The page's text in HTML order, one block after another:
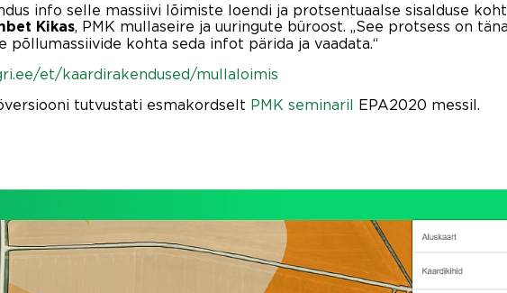
info selle massiivi lõimiste loendi ja protsentuaalse sisalduse
Kikas , PMK mullaseire ja uuringute büroost. „See protsess on
kohta seda infot pärida ja vaadata.“
et/kaardirakendused/mullaloimis
tutvustati esmakordselt PMK seminaril EPA2020 messil.